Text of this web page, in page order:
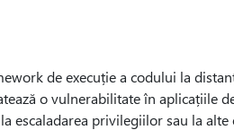
de execuție a codului la
o vulnerabilitate în aplicațiile de
escaladarea privilegiilor sau la